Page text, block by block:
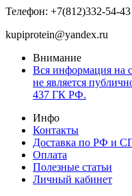
Телефон: +7(812)332-54-43
kupiprotein@yandex.ru
Внимание
Вся информация на
не является
437 ГК РФ.
Инфо
Контакты
Доставка по РФ и
Оплата
Полезные статьи
Личный кабинет